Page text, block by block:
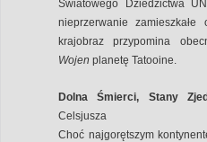
Światowego Dziedzictwa
nieprzerwanie
krajobraz przypomina
Wojen planetę Tatooine.
Dolna Śmierci, Stany
Celsjusza
Choć najgorętszym